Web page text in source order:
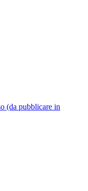
(da pubblicare in